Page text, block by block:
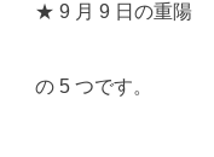
★ 9 月 9 日の重陽
の 5 つです。